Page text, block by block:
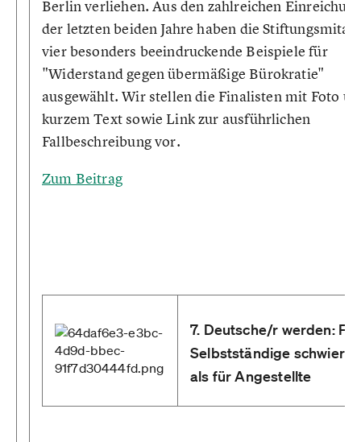
Berlin verliehen. Aus den zahlreichen
der letzten beiden Jahre haben die
vier besonders beeindruckende Beispiele für
"Widerstand gegen übermäßige Bürokratie"
ausgewählt. Wir stellen die Finalisten mit Foto
kurzem Text sowie Link zur ausführlichen
Fallbeschreibung vor.
Zum Beitrag
7. Deutsche/r werden: Für
Selbstständige
als für Angestellte